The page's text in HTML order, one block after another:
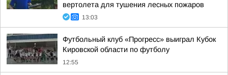
вертолета для тушения лесных пожаров
13:03
Футбольный клуб «Прогресс» выиграл Кубок
Кировской области по футболу
12:55